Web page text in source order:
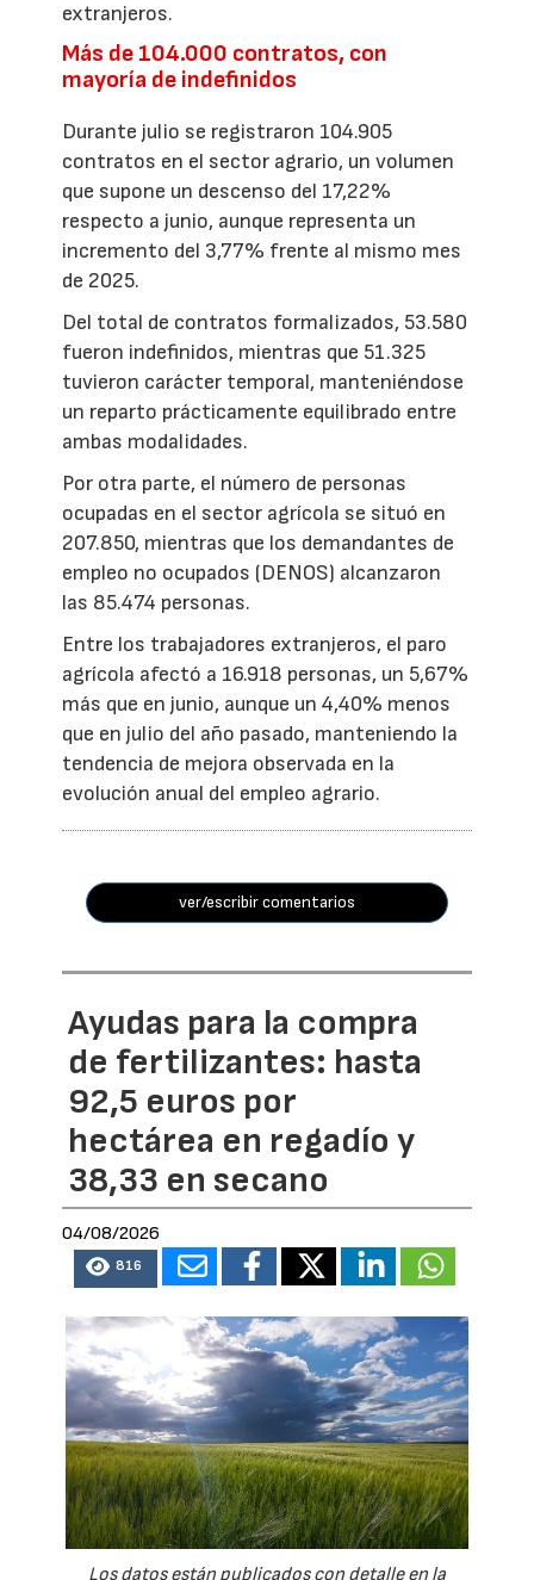
extranjeros.
Más de 104.000 contratos, con
mayoría de indefinidos
Durante julio se registraron 104.905
contratos en el sector agrario, un volumen
que supone un descenso del 17,22%
respecto a junio, aunque representa un
incremento del 3,77% frente al mismo mes
de 2025.
Del total de contratos formalizados, 53.580
fueron indefinidos, mientras que 51.325
tuvieron carácter temporal, manteniéndose
un reparto prácticamente equilibrado entre
ambas modalidades.
Por otra parte, el número de personas
ocupadas en el sector agrícola se situó en
207.850, mientras que los demandantes de
empleo no ocupados (DENOS) alcanzaron
las 85.474 personas.
Entre los trabajadores extranjeros, el paro
agrícola afectó a 16.918 personas, un 5,67%
más que en junio, aunque un 4,40% menos
que en julio del año pasado, manteniendo la
tendencia de mejora observada en la
evolución anual del empleo agrario.
ver/escribir comentarios
Ayudas para la compra
de fertilizantes: hasta
92,5 euros por
hectárea en regadío y
38,33 en secano
04/08/2026
816
Los datos están publicados con detalle en la